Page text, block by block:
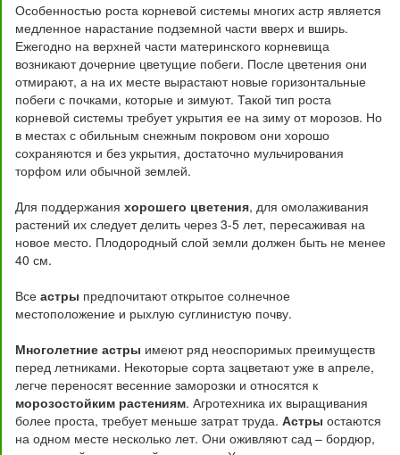
Особенностью роста корневой системы многих астр является
медленное нарастание подземной части вверх и вширь.
Ежегодно на верхней части материнского корневища
возникают дочерние цветущие побеги. После цветения они
отмирают, а на их месте вырастают новые горизонтальные
побеги с почками, которые и зимуют. Такой тип роста
корневой системы требует укрытия ее на зиму от морозов. Но
в местах с обильным снежным покровом они хорошо
сохраняются и без укрытия, достаточно мульчирования
торфом или обычной землей.
Для поддержания хорошего цветения, для омолаживания
растений их следует делить через 3-5 лет, пересаживая на
новое место. Плодородный слой земли должен быть не менее
40 см.
Все астры предпочитают открытое солнечное
местоположение и рыхлую суглинистую почву.
Многолетние астры имеют ряд неоспоримых преимуществ
перед летниками. Некоторые сорта зацветают уже в апреле,
легче переносят весенние заморозки и относятся к
морозостойким растениям. Агротехника их выращивания
более проста, требует меньше затрат труда. Астры остаются
на одном месте несколько лет. Они оживляют сад – бордюр,